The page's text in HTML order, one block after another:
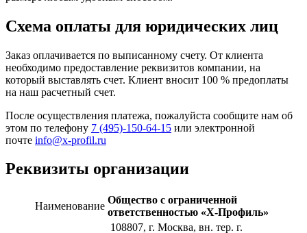
Схема оплаты для юридических лиц
Заказ оплачивается по выписанному счету. От клиента
необходимо предоставление реквизитов компании, на
который выставлять счет. Клиент вносит 100 % предоплаты
на наш расчетный счет.
После осуществления платежа, пожалуйста сообщите нам об
этом по телефону 7 (495)-150-64-15 или электронной
почте info@x-profil.ru
Реквизиты организации
Наименование
Общество с ограниченной
ответственностью «Х-Профиль»
108807, г. Москва, вн. тер. г.